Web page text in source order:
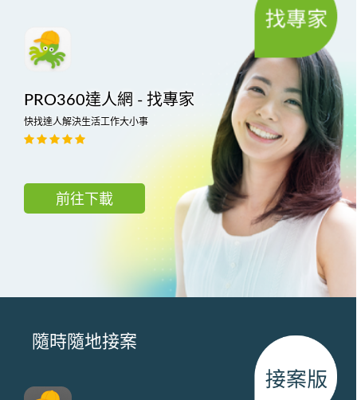
PRO360達人網 - 找專家
快找達人解決生活工作大小事
前往下載
隨時隨地接案